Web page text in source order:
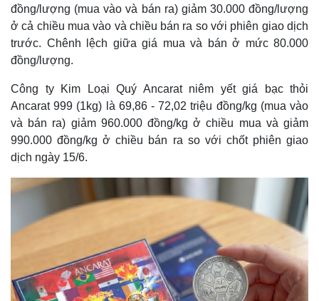
đồng/lượng (mua vào và bán ra) giảm 30.000 đồng/lượng
ở cả chiều mua vào và chiều bán ra so với phiên giao dịch
trước. Chênh lệch giữa giá mua và bán ở mức 80.000
đồng/lượng.
Công ty Kim Loại Quý Ancarat niêm yết giá bạc thỏi
Ancarat 999 (1kg) là 69,86 - 72,02 triệu đồng/kg (mua vào
và bán ra) giảm 960.000 đồng/kg ở chiều mua và giảm
990.000 đồng/kg ở chiều bán ra so với chốt phiên giao
dịch ngày 15/6.